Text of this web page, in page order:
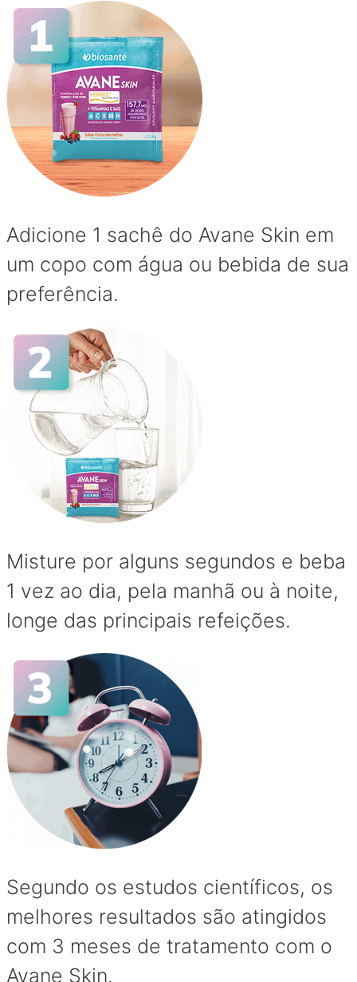
Adicione 1 sachê do Avane Skin em
um copo com água ou bebida de sua
preferência.
Misture por alguns segundos e beba
1 vez ao dia, pela manhã ou à noite,
longe das principais refeições.
Segundo os estudos científicos, os
melhores resultados são atingidos
com 3 meses de tratamento com o
Avane Skin.